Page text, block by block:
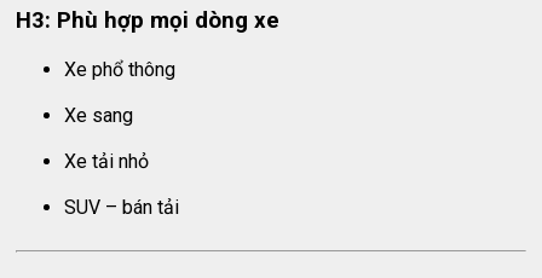
H3: Phù hợp mọi dòng xe
Xe phổ thông
Xe sang
Xe tải nhỏ
SUV – bán tải